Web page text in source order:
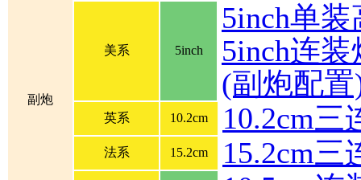
副炮
美系 5inch
5inch单
5inch连装
(副炮配
英系 10.2cm 10.2cm三
法系 15.2cm 15.2cm三